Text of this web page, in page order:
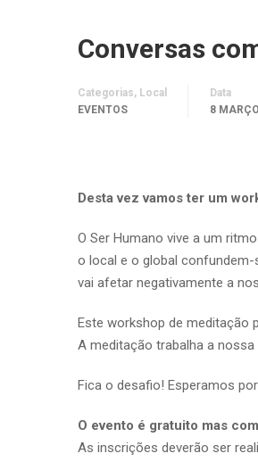
Conversas
Categorias, Local
EVENTOS
Data
8
Desta vez vamos ter um
O Ser Humano vive a um
o local e o global
vai afetar negativamente a
Este workshop de meditação
A meditação trabalha a
Fica o desafio! Esperamos
O evento é gratuito mas
As inscrições deverão ser